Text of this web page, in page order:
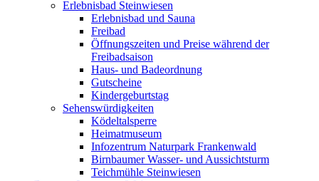
Erlebnisbad Steinwiesen
Erlebnisbad und Sauna
Freibad
Öffnungszeiten und Preise während der
Freibadsaison
Haus- und Badeordnung
Gutscheine
Kindergeburtstag
Sehenswürdigkeiten
Ködeltalsperre
Heimatmuseum
Infozentrum Naturpark Frankenwald
Birnbaumer Wasser- und Aussichtsturm
Teichmühle Steinwiesen